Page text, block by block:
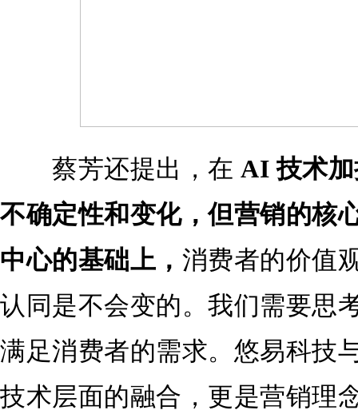
蔡芳还提出，在 AI技术
不确定性和变化，但营销的核
中心的基础上， 消费者的价值
认同是不会变的。我们需要思
满足消费者的需求。悠易科技
技术层面的融合，更是营销理